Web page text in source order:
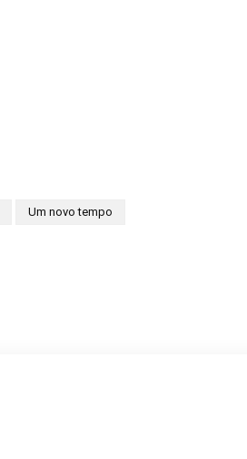
Um novo tempo